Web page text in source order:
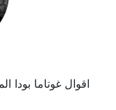
اقوال غوتاما بودا